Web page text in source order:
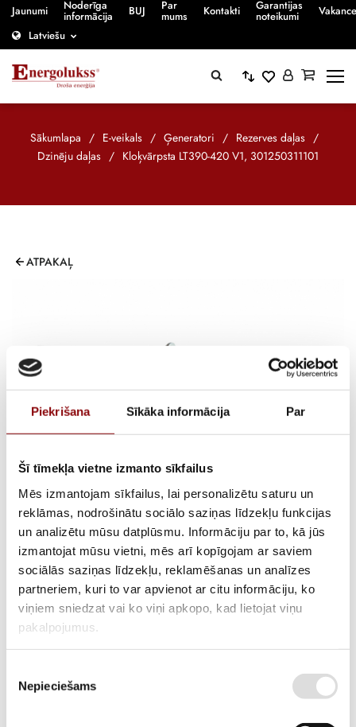
Piekrišana Sīkāka informācija Par
Šī tīmekļa vietne izmanto sīkfailus
Mēs izmantojam sīkfailus, lai personalizētu saturu un
reklāmas, nodrošinātu sociālo saziņas līdzekļu funkcijas
un analizētu mūsu datplūsmu. Informāciju par to, kā jūs
izmantojat mūsu vietni, mēs arī kopīgojam ar saviem
sociālās saziņas līdzekļu, reklamēšanas un analīzes
partneriem, kuri to var apvienot ar citu informāciju, ko
viņiem sniedzat vai ko viņi apkopo, kad lietojat viņu
pakalpojumus.
izvēle
Nepieciešams
Jaunumi Noderīga
informācija BUJ Par
mums Kontakti Garantijas
noteikumi
Latviešu
Sākumlapa / E-veikals / Ģeneratori / Rezerves daļas /
Dzinēju daļas / Kloķvārpsta LT390-420 V1, 301250311101
ATPAKAĻ
Kloķvārpsta LT390-420
V1, 301250311101
ATLIKUMS Pieejams pēc pasūtījuma
ARTIKULS 211100151